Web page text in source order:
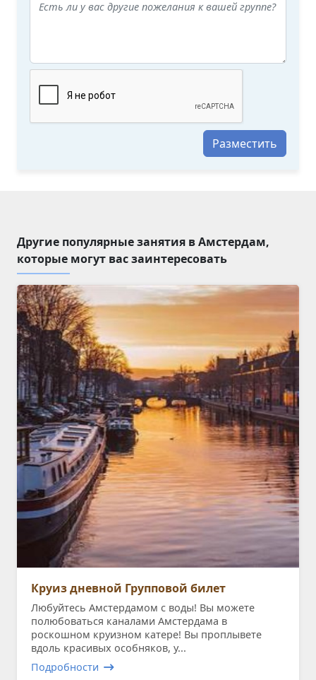
Разместить
Другие популярные занятия в Амстердам,
которые могут вас заинтересовать
Круиз дневной Групповой билет
Любуйтесь Амстердамом с воды! Вы можете
полюбоваться каналами Амстердама в
роскошном круизном катере! Вы проплывете
вдоль красивых особняков, у...
Подробности